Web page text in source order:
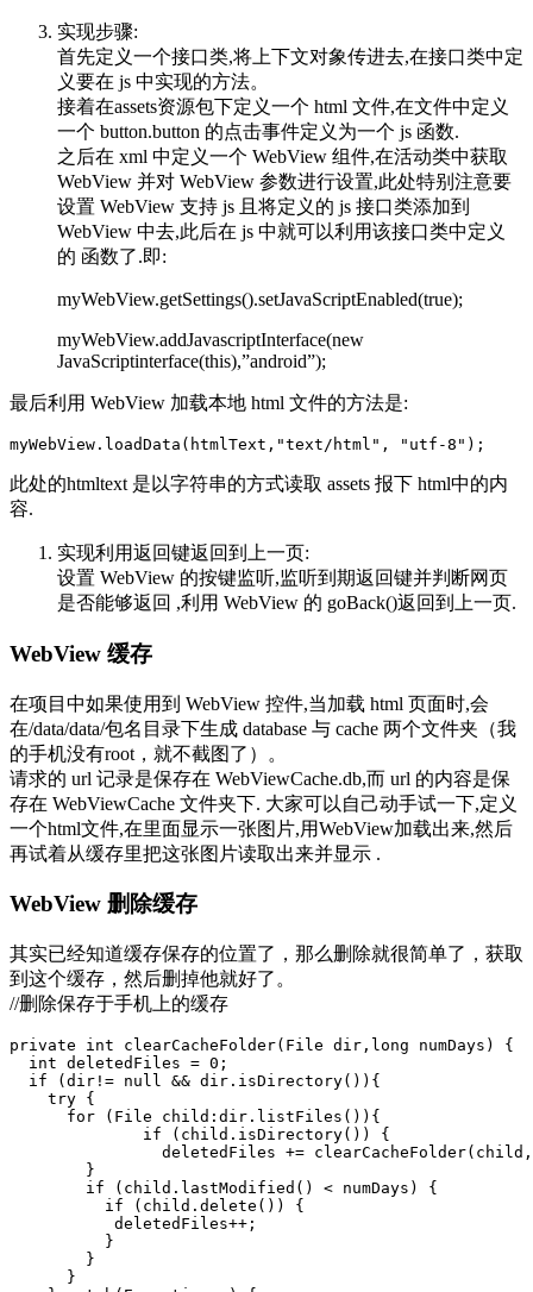
实现步骤:
首先定义一个接口类,将上下文对象传进去,在接口类中定
义要在 js 中实现的方法。
接着在assets资源包下定义一个 html 文件,在文件中定义
一个 button.button 的点击事件定义为一个 js 函数.
之后在 xml 中定义一个 WebView 组件,在活动类中获取
WebView 并对 WebView 参数进行设置,此处特别注意要
设置 WebView 支持 js 且将定义的 js 接口类添加到
WebView 中去,此后在 js 中就可以利用该接口类中定义
的 函数了.即:
myWebView.getSettings().setJavaScriptEnabled(true);
myWebView.addJavascriptInterface(new
JavaScriptinterface(this),”android”);
最后利用 WebView 加载本地 html 文件的方法是:
此处的htmltext 是以字符串的方式读取 assets 报下 html中的内
容.
实现利用返回键返回到上一页:
设置 WebView 的按键监听,监听到期返回键并判断网页
是否能够返回 ,利用 WebView 的 goBack()返回到上一页.
WebView 缓存
在项目中如果使用到 WebView 控件,当加载 html 页面时,会
在/data/data/包名目录下生成 database 与 cache 两个文件夹（我
的手机没有root，就不截图了）。
请求的 url 记录是保存在 WebViewCache.db,而 url 的内容是保
存在 WebViewCache 文件夹下. 大家可以自己动手试一下,定义
一个html文件,在里面显示一张图片,用WebView加载出来,然后
再试着从缓存里把这张图片读取出来并显示 .
WebView 删除缓存
其实已经知道缓存保存的位置了，那么删除就很简单了，获取
到这个缓存，然后删掉他就好了。
//删除保存于手机上的缓存
private int clearCacheFolder(File dir,long numDays) {
  int deletedFiles = 0;
  if (dir!= null && dir.isDirectory()){
    try {
      for (File child:dir.listFiles()){
        }
        if (child.lastModified() < numDays) {
          if (child.delete()) {
           deletedFiles++;
          }
        }
      }